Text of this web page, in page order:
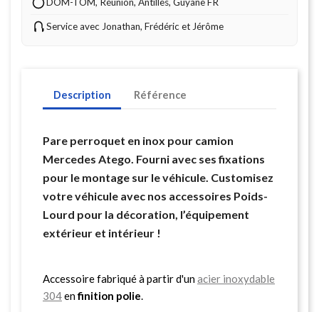
Service avec Jonathan, Frédéric et Jérôme
Description Référence
Pare perroquet en inox pour camion
Mercedes Atego. Fourni avec ses fixations
pour le montage sur le véhicule. Customisez
votre véhicule avec nos accessoires Poids-
Lourd pour la décoration, l’équipement
extérieur et intérieur !
Accessoire fabriqué à partir d'unacier inoxydable
304enfinition polie.